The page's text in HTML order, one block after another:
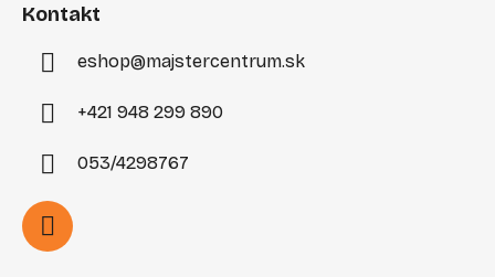
Kontakt
eshop@majstercentrum.sk
+421 948 299 890
053/4298767